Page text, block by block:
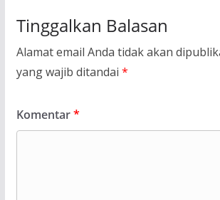
Tinggalkan Balasan
Alamat email Anda tidak akan
yang wajib ditandai *
Komentar*